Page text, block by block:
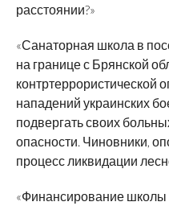
расстоянии?»
«Санаторная школа в
на границе с Брянской
контртеррористической
нападений украинских
подвергать своих
опасности. Чиновники,
процесс ликвидации
«Финансирование школы